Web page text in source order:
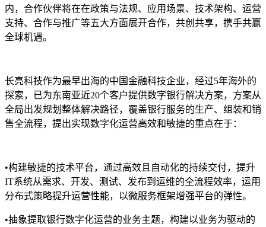
内，合作伙伴将在在政策与法规、应用场景、技术架构、运营
支持、合作与推广等五大方面展开合作，共创共享，携手共赢
全球机遇。
长亮科技作为最早出海的中国金融科技企业，经过5年海外的
探索，已为东南亚近20个客户提供数字银行解决方案，方案从
全局出发规划整体解决路径，覆盖银行服务的生产、组装和销
售全流程，提出实现数字化运营高效和敏捷的重点在于：
•构建敏捷的技术平台，通过高效且自动化的持续交付，提升
IT系统从需求、开发、测试、发布到运维的全流程效率，运用
分布式策略提升运营性能，以微服务框架增强平台的弹性。
•抽象提取银行数字化运营的业务主题，构建以业务为驱动的